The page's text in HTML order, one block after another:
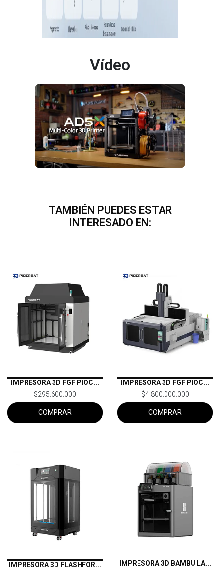
Vídeo
TAMBIÉN PUEDES ESTAR
INTERESADO EN:
IMPRESORA 3D FGF PIOC...
$295.600.000
COMPRAR
IMPRESORA 3D FGF PIOC...
$4.800.000.000
COMPRAR
IMPRESORA 3D FLASHFOR...
IMPRESORA 3D BAMBU LA...